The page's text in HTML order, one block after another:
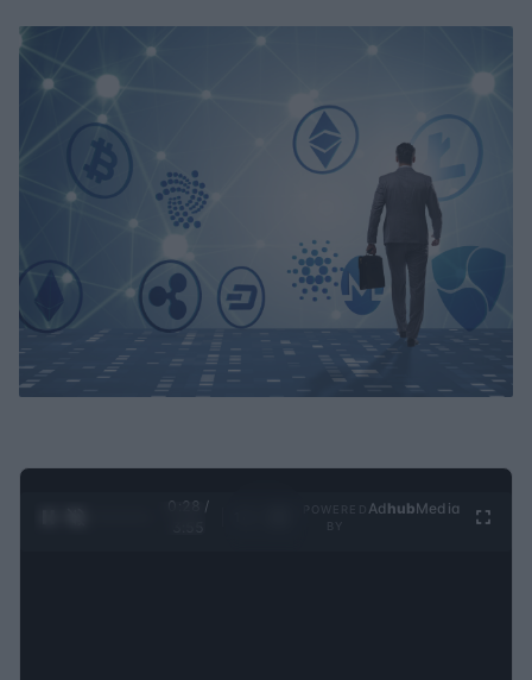
0:28 /
Ad hubMedia